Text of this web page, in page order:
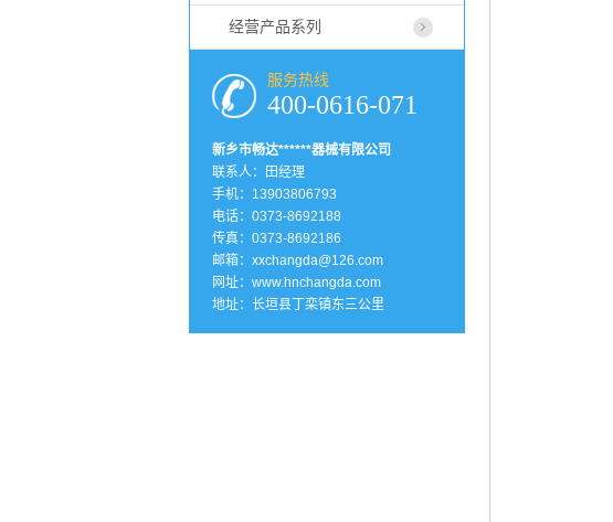
经营产品系列
服务热线
400-0616-071
新乡市畅达******器械有限公司
联系人：田经理
手机：13903806793
电话：0373-8692188
传真：0373-8692186
邮箱：xxchangda@126.com
网址： www.hnchangda.com
地址：长垣县丁栾镇东三公里